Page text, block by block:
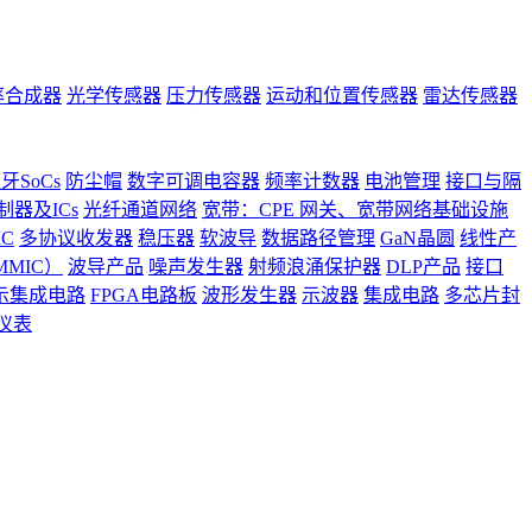
合成器 光学传感器 压力传感器 运动和位置传感器 雷达传感器
SoCs 防尘帽 数字可调电容器 频率计数器 电池管理 接口与隔
器及ICs 光纤通道网络 宽带：CPE 网关、宽带网络基础设施
多协议收发器 稳压器 软波导 数据路径管理 GaN晶圆 线性产
）
波导产品 噪声发生器 射频浪涌保护器 DLP产品 接口
集成电路 FPGA电路板 波形发生器 示波器 集成电路 多芯片封
表